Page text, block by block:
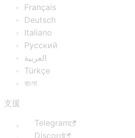
Français
Deutsch
Italiano
Русский
العربية
Türkçe
বাংলা
支援
Telegram
Discord